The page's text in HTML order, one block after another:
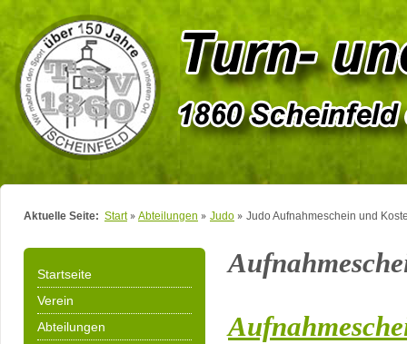
Aktuelle Seite: Start Abteilungen Judo Judo Aufnahmeschein und
Startseite
Verein
Abteilungen